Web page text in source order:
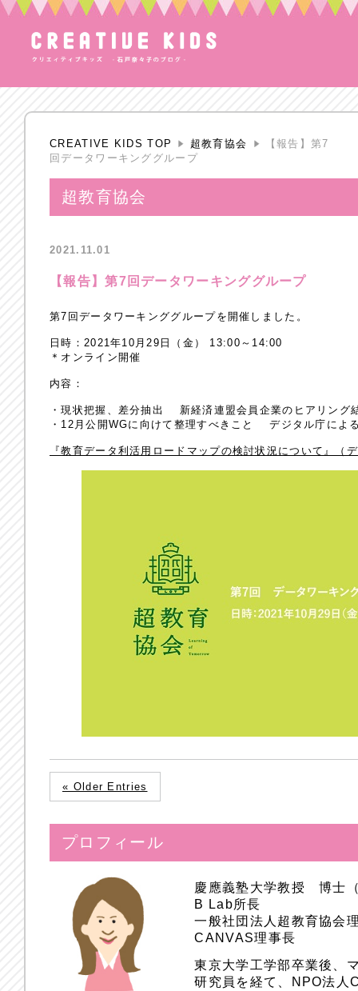
CREATIVE KIDS TOP 超教育協会
【報告】第7
回データワーキンググループ
超教育協会
2021.11.01
【報告】第7回データワーキンググループ
第7回データワーキンググループを開催しました。
日時：2021年10月29日（金） 13:00～14:00
＊オンライン開催
内容：
・現状把握、差分抽出 新経済連盟会員企業のヒアリング
・12月公開WGに向けて整理すべきこと デジタル庁によ
『教育データ利活用ロードマップの検討状況について』（
« Older Entries
プロフィール
慶應義塾大学教授 博士
B Lab所長
一般社団法人超教育協会
CANVAS理事長
東京大学工学部卒業後、
研究員を経て、NPO法人